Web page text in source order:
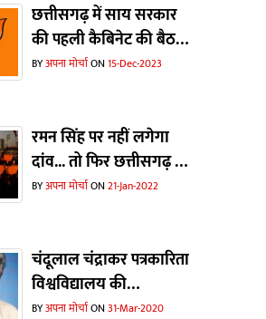
अकबर
छत्तीसगढ़ में साय सरकार
की पहली कैबिनेट की बैठक
के बाद जनता में निराशा
BYअपना मोर्चाON15-Dec-2023
रमन सिंह पर नहीं लगेगा
दांव... तो फिर छत्तीसगढ़ में
भाजपा से कौन होगा सीएम
BYअपना मोर्चाON21-Jan-2022
चंदूलाल चंद्राकर पत्रकारिता
विश्वविद्यालय की
घोषणा...जनभावना का
BYअपना मोर्चाON31-Mar-2020